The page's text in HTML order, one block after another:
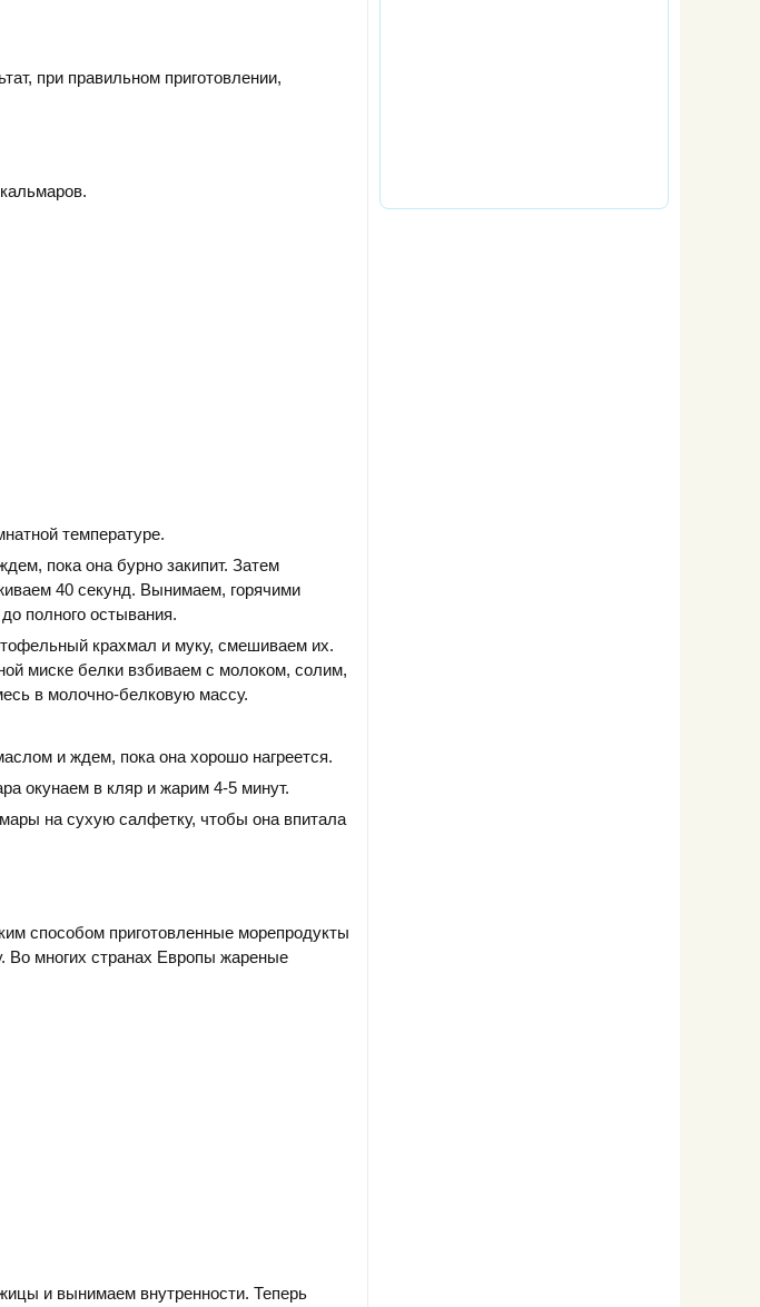
при правильном приготовлении,
температуре.
пока она бурно закипит. Затем
40 секунд. Вынимаем, горячими
полного остывания.
крахмал и муку, смешиваем их.
миске белки взбиваем с молоком, солим,
в молочно-белковую массу.
и ждем, пока она хорошо нагреется.
окунаем в кляр и жарим 4-5 минут.
на сухую салфетку, чтобы она впитала
способом приготовленные морепродукты
Во многих странах Европы жареные
и вынимаем внутренности. Теперь